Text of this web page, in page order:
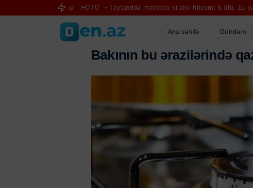
buzlu çay - FOTO Taylandda məktəbə silahlı hücum: 6 ölü, 15 yaralı
Ana səhifə Gündəm
Bakının bu ərazilərində qa